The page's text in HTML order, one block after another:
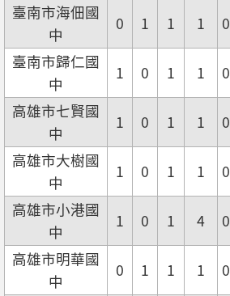
臺南市海佃國
中
0 1 1 1 0
臺南市歸仁國
中
1 0 1 1 0
高雄市七賢國
中
1 0 1 1 0
高雄市大樹國
中
1 0 1 1 0
高雄市小港國
中
1 0 1 4 0
高雄市明華國
中
0 1 1 1 0